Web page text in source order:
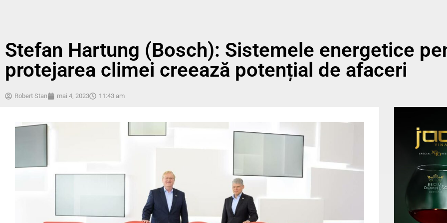
Stefan Hartung (Bosch): Sistemele energetice
protejarea climei creează potențial de afaceri
Robert Stan mai 4, 2023 11:43 am